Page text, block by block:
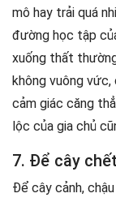
mô hay trải quá
đường học tập
xuống thất
không vuông
cảm giác căng
lộc của gia chủ
7. Để cây
Để cây cảnh,